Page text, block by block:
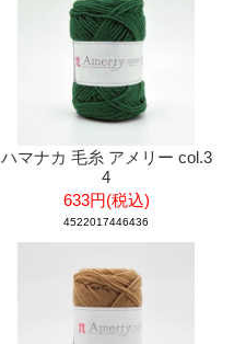
ハマナカ 毛糸 アメリー col.3
4
633円(税込)
4522017446436